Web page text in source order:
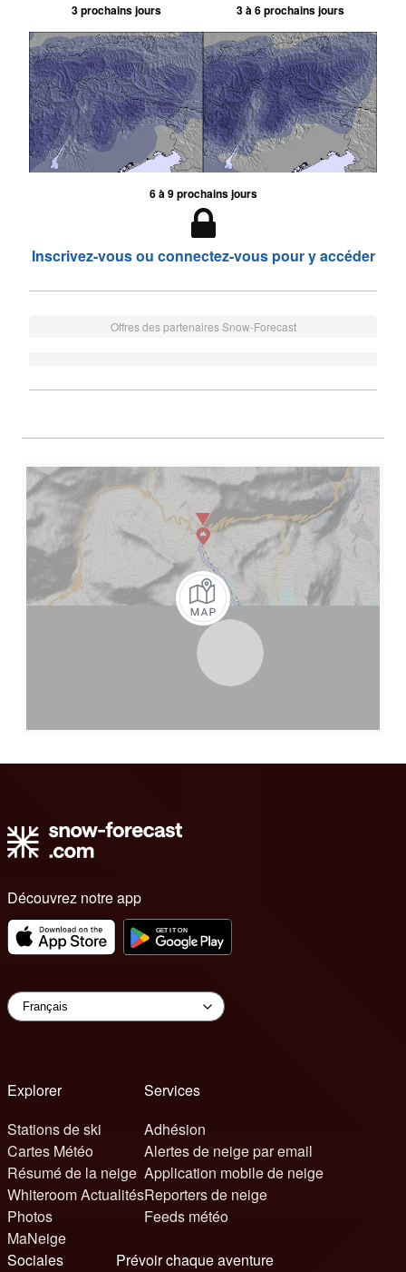
3 prochains jours 3 à 6 prochains jours
6 à 9 prochains jours
Inscrivez-vous ou connectez-vous pour y accéder
Offres des partenaires Snow-Forecast
Découvrez notre app
Explorer
Stations de ski
Cartes Météo
Résumé de la neige
Whiteroom Actualités
Photos
MaNeige
Services
Adhésion
Alertes de neige par email
Application mobile de neige
Reporters de neige
Feeds météo
Sociales
Prévoir chaque aventure